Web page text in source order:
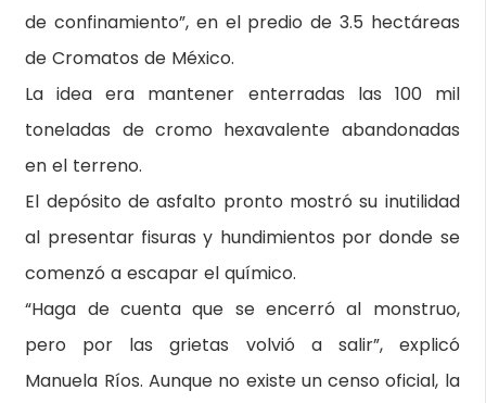
de confinamiento”, en el predio de 3.5 hectáreas
de Cromatos de México.
La idea era mantener enterradas las 100 mil
toneladas de cromo hexavalente abandonadas
en el terreno.
El depósito de asfalto pronto mostró su inutilidad
al presentar fisuras y hundimientos por donde se
comenzó a escapar el químico.
“Haga de cuenta que se encerró al monstruo,
pero por las grietas volvió a salir”, explicó
Manuela Ríos. Aunque no existe un censo oficial, la